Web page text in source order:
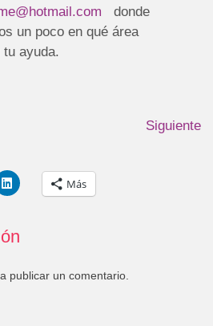
donde
un poco en qué área
ayuda.
Siguiente
Más
publicar un comentario.